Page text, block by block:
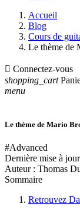
Accueil
Blog
Cours de
Le thème de
 Connectez-vous
shopping_cart
menu
Le thème de Mario
#Advanced
Dernière mise à
Auteur : Thomas
Sommaire
Retrouvez